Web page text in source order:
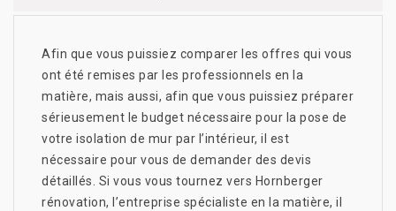
Afin que vous puissiez comparer les offres qui vous
ont été remises par les professionnels en la
matière, mais aussi, afin que vous puissiez préparer
sérieusement le budget nécessaire pour la pose de
votre isolation de mur par l’intérieur, il est
nécessaire pour vous de demander des devis
détaillés. Si vous vous tournez vers Hornberger
rénovation, l’entreprise spécialiste en la matière, il